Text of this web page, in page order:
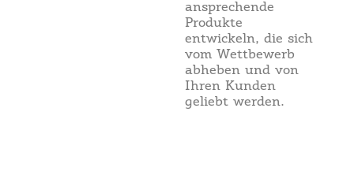
ansprechende
Produkte
entwickeln, die sich
vom Wettbewerb
abheben und von
Ihren Kunden
geliebt werden.